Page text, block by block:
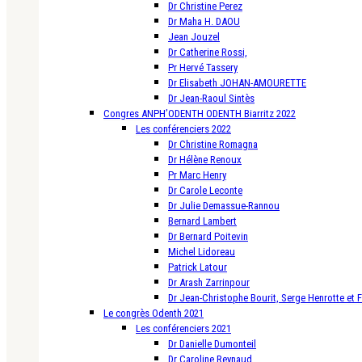
Dr Christine Perez
Dr Maha H. DAOU
Jean Jouzel
Dr Catherine Rossi,
Pr Hervé Tassery
Dr Elisabeth JOHAN-AMOURETTE
Dr Jean-Raoul Sintès
Congres ANPH’ODENTH ODENTH Biarritz 2022
Les conférenciers 2022
Dr Christine Romagna
Dr Hélène Renoux
Pr Marc Henry
Dr Carole Leconte
Dr Julie Demassue-Rannou
Bernard Lambert
Dr Bernard Poitevin
Michel Lidoreau
Patrick Latour
Dr Arash Zarrinpour
Dr Jean-Christophe Bourit, Serge Henrotte et
Le congrès Odenth 2021
Les conférenciers 2021
Dr Danielle Dumonteil
Dr Caroline Reynaud